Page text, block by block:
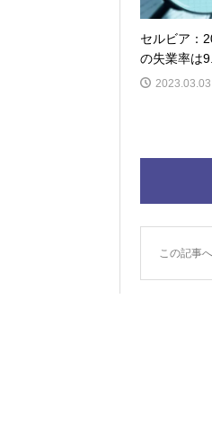
セルビア：
の失業率は
2023.03.03
この記事